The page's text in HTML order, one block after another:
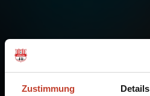
Zustimmung Details